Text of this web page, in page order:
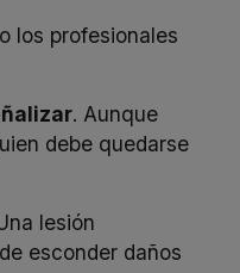
los profesionales
. Aunque
debe quedarse
lesión
esconder daños